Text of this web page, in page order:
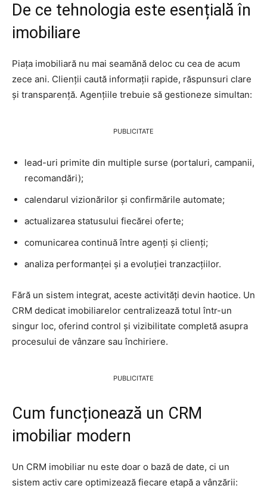
De ce tehnologia este esențială în
imobiliare
Piața imobiliară nu mai seamănă deloc cu cea de acum
zece ani. Clienții caută informații rapide, răspunsuri clare
și transparență. Agențiile trebuie să gestioneze simultan:
PUBLICITATE
lead-uri primite din multiple surse (portaluri, campanii,
recomandări);
calendarul vizionărilor și confirmările automate;
actualizarea statusului fiecărei oferte;
comunicarea continuă între agenți și clienți;
analiza performanței și a evoluției tranzacțiilor.
Fără un sistem integrat, aceste activități devin haotice. Un
CRM dedicat imobiliarelor centralizează totul într-un
singur loc, oferind control și vizibilitate completă asupra
procesului de vânzare sau închiriere.
PUBLICITATE
Cum funcționează un CRM
imobiliar modern
Un CRM imobiliar nu este doar o bază de date, ci un
sistem activ care optimizează fiecare etapă a vânzării: